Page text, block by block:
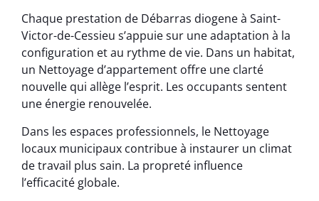
Chaque prestation de Débarras diogene à Saint-
Victor-de-Cessieu s’appuie sur une adaptation à la
configuration et au rythme de vie. Dans un habitat,
un Nettoyage d’appartement offre une clarté
nouvelle qui allège l’esprit. Les occupants sentent
une énergie renouvelée.
Dans les espaces professionnels, le Nettoyage
locaux municipaux contribue à instaurer un climat
de travail plus sain. La propreté influence
l’efficacité globale.